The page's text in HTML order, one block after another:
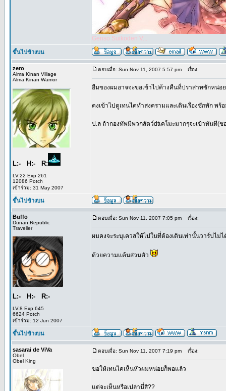
Genso Suikoden V...
ขึ้นไปข้างบน
zero
Alma Kinan Village
Alma Kinan Warrior
L:- H:- R:
LV.22 Exp 261
12086 Potch
เข้าร่วม: 31 May 2007
ตอบเมื่อ: Sun Nov 11, 2007 5:57 pm เรื่อง:
อืมของผมอาจจะขอเข้าไปค้างคืนที่ปราสาทซักหน่อ
คงเข้าไปดูเทนไคทำสงครามและเดินเรื่องซักพัก พ
ป.ล ถ้ากองทัพมีพวกสัตว์dtเคโมะมากๆจะเข้าทันที(
ขึ้นไปข้างบน
Buffo
Dunan Republic
Traveller
L:- H:- R:-
LV.8 Exp 645
6624 Potch
เข้าร่วม: 12 Jun 2007
ตอบเมื่อ: Sun Nov 11, 2007 7:05 pm เรื่อง:
ผมคงจะระบุเควสให้ไปในที่ต้องเดินเท่านั้นวาร์ปไม่
ด้วยความแค้นส่วนตัว
ขึ้นไปข้างบน
sasarai de ViVa
Obel
Obel King
ตอบเมื่อ: Sun Nov 11, 2007 7:19 pm เรื่อง:
ขอให้เทนไคเห็นหัวผมหน่อยก็พอแล้ว
แต่จะเห็นหรือเปล่านี่สิ??